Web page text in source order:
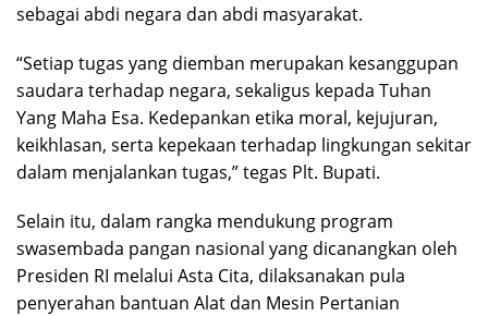
sebagai abdi negara dan abdi masyarakat.
“Setiap tugas yang diemban merupakan kesanggupan
saudara terhadap negara, sekaligus kepada Tuhan
Yang Maha Esa. Kedepankan etika moral, kejujuran,
keikhlasan, serta kepekaan terhadap lingkungan sekitar
dalam menjalankan tugas,” tegas Plt. Bupati.
Selain itu, dalam rangka mendukung program
swasembada pangan nasional yang dicanangkan oleh
Presiden RI melalui Asta Cita, dilaksanakan pula
penyerahan bantuan Alat dan Mesin Pertanian